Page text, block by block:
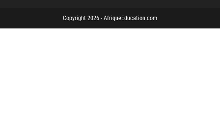
Copyright 2026 - AfriqueEducation.com